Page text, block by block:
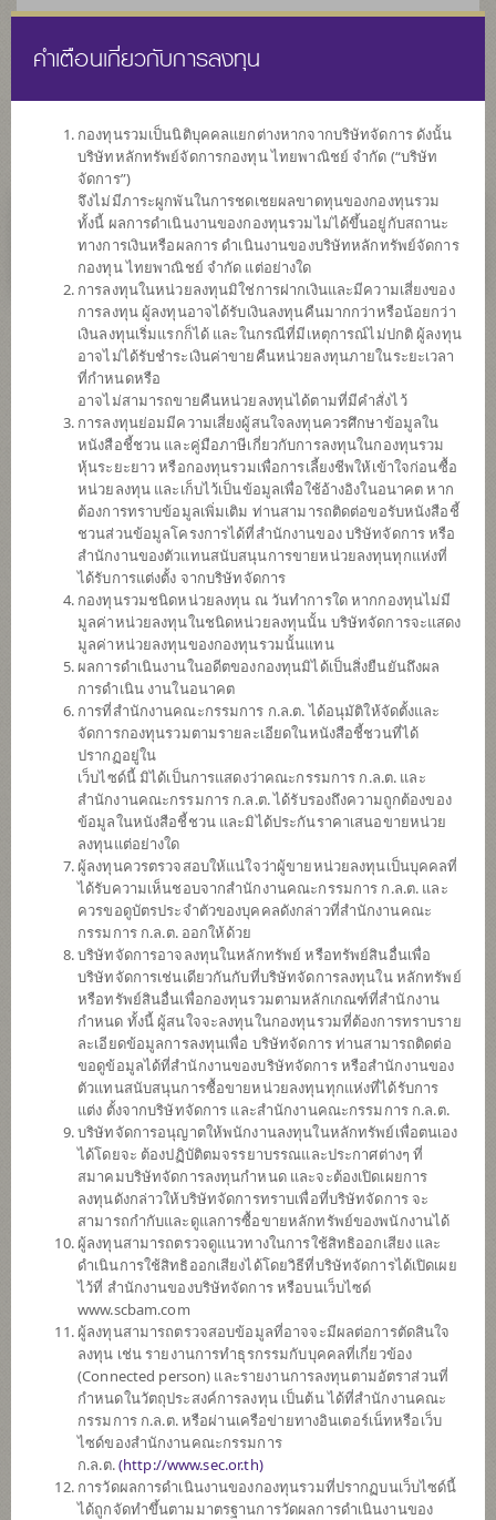
หน้าแรก รายการกองทุน ข้อมูลกองทุน
ไม่พบข้อมูล / Not found
กองทุน
ที่น่าสนใจ
SCBRF(R)
กองทุนเปิดไทยพาณิชย์เกษียณสุข
(ตราสารหนี้) (ชนิดรับซื้อคืนอัตโนมัติ)
SCBGHC
กองทุนเปิดไทยพาณิชย์หุ้นโกลบอล
เฮลธ์แคร์ (ชนิดจ่ายเงินปันผล)
SCBS&P500
จ่ายเงินปันผล)
SCBDV
กองทุนเปิดไทยพาณิชย์หุ้นทุนปันผล
(ชนิดจ่ายเงินปันผล)
SCBINCA
กองทุนเปิดไทยพาณิชย์ อินคัม
(ชนิดสะสมมูลค่า)
SCBLEQA
กองทุนเปิดไทยพาณิชย์ หุ้น LOW
VOLATILITY
(ชนิดสะสมมูลค่า)
SCBPGF
โกลบอล ฟันด์ (ชนิดสะสมมูลค่า)
SCBGEARA
กองทุนเปิดไทยพาณิชย์ โกลบอล อิควิ
ตี้ แอพโซลูท
รีเทิร์น (ชนิดสะสมมูลค่า)
คำเตือนเกี่ยวกับการลงทุน
กองทุนรวมเป็นนิติบุคคลแยกต่างหากจากบริษัทจัดการ ดังนั้น
บริษัทหลักทรัพย์จัดการกองทุน ไทยพาณิชย์ จำกัด (“บริษัท
จัดการ”)
จึงไม่มีภาระผูกพันในการชดเชยผลขาดทุนของกองทุนรวม
ทั้งนี้ ผลการดำเนินงานของกองทุนรวมไม่ได้ขึ้นอยู่กับสถานะ
ทางการเงินหรือผลการ ดำเนินงานของบริษัทหลักทรัพย์จัดการ
กองทุน ไทยพาณิชย์ จำกัด แต่อย่างใด
การลงทุนในหน่วยลงทุนมิใช่การฝากเงินและมีความเสี่ยงของ
การลงทุน ผู้ลงทุนอาจได้รับเงินลงทุนคืนมากกว่าหรือน้อยกว่า
เงินลงทุนเริ่มแรกก็ได้ และในกรณีที่มีเหตุการณ์ไม่ปกติ ผู้ลงทุน
อาจไม่ได้รับชำระเงินค่าขายคืนหน่วยลงทุนภายในระยะเวลา
ที่กำหนดหรือ
อาจไม่สามารถขายคืนหน่วยลงทุนได้ตามที่มีคำสั่งไว้
การลงทุนย่อมมีความเสี่ยงผู้สนใจลงทุนควรศึกษาข้อมูลใน
หนังสือชี้ชวน และคู่มือภาษีเกี่ยวกับการลงทุนในกองทุนรวม
หุ้นระยะยาว หรือกองทุนรวมเพื่อการเลี้ยงชีพให้เข้าใจก่อนซื้อ
หน่วยลงทุน และเก็บไว้เป็นข้อมูลเพื่อใช้อ้างอิงในอนาคต หาก
ต้องการทราบข้อมูลเพิ่มเติม ท่านสามารถติดต่อขอรับหนังสือชี้
ชวนส่วนข้อมูลโครงการได้ที่สำนักงานของ บริษัทจัดการ หรือ
สำนักงานของตัวแทนสนับสนุนการขายหน่วยลงทุนทุกแห่งที่
ได้รับการแต่งตั้ง จากบริษัทจัดการ
กองทุนรวมชนิดหน่วยลงทุน ณ วันทำการใด หากกองทุนไม่มี
มูลค่าหน่วยลงทุนในชนิดหน่วยลงทุนนั้น บริษัทจัดการจะแสดง
มูลค่าหน่วยลงทุนของกองทุนรวมนั้นแทน
ผลการดำเนินงานในอดีตของกองทุนมิได้เป็นสิ่งยืนยันถึงผล
การดำเนิน งานในอนาคต
การที่สำนักงานคณะกรรมการ ก.ล.ต. ได้อนุมัติให้จัดตั้งและ
จัดการกองทุนรวมตามรายละเอียดในหนังสือชี้ชวนที่ได้
ปรากฏอยู่ใน
เว็บไซด์นี้ มิได้เป็นการแสดงว่าคณะกรรมการ ก.ล.ต. และ
สำนักงานคณะกรรมการ ก.ล.ต. ได้รับรองถึงความถูกต้องของ
ข้อมูลในหนังสือชี้ชวน และมิได้ประกันราคาเสนอขายหน่วย
ลงทุนแต่อย่างใด
ผู้ลงทุนควรตรวจสอบให้แน่ใจว่าผู้ขายหน่วยลงทุนเป็นบุคคลที่
ได้รับความเห็นชอบจากสำนักงานคณะกรรมการ ก.ล.ต. และ
ควรขอดูบัตรประจำตัวของบุคคลดังกล่าวที่สำนักงานคณะ
กรรมการ ก.ล.ต. ออกให้ด้วย
บริษัทจัดการอาจลงทุนในหลักทรัพย์ หรือทรัพย์สินอื่นเพื่อ
บริษัทจัดการเช่นเดียวกันกับที่บริษัทจัดการลงทุนใน หลักทรัพย์
หรือทรัพย์สินอื่นเพื่อกองทุนรวมตามหลักเกณฑ์ที่สำนักงาน
กำหนด ทั้งนี้ ผู้สนใจจะลงทุนในกองทุนรวมที่ต้องการทราบราย
ละเอียดข้อมูลการลงทุนเพื่อ บริษัทจัดการ ท่านสามารถติดต่อ
ขอดูข้อมูลได้ที่สำนักงานของบริษัทจัดการ หรือสำนักงานของ
ตัวแทนสนับสนุนการซื้อขายหน่วยลงทุนทุกแห่งที่ได้รับการ
แต่ง ตั้งจากบริษัทจัดการ และสำนักงานคณะกรรมการ ก.ล.ต.
บริษัทจัดการอนุญาตให้พนักงานลงทุนในหลักทรัพย์เพื่อตนเอง
ได้โดยจะ ต้องปฏิบัติตมจรรยาบรรณและประกาศต่างๆ ที่
สมาคมบริษัทจัดการลงทุนกำหนด และจะต้องเปิดเผยการ
ลงทุนดังกล่าวให้บริษัทจัดการทราบเพื่อที่บริษัทจัดการ จะ
สามารถกำกับและดูแลการซื้อขายหลักทรัพย์ของพนักงานได้
ผู้ลงทุนสามารถตรวจดูแนวทางในการใช้สิทธิออกเสียง และ
ดำเนินการใช้สิทธิออกเสียงได้โดยวิธีที่บริษัทจัดการได้เปิดเผย
ไว้ที่ สำนักงานของบริษัทจัดการ หรือบนเว็บไซด์
www.scbam.com
ผู้ลงทุนสามารถตรวจสอบข้อมูลที่อาจจะมีผลต่อการตัดสินใจ
ลงทุน เช่น รายงานการทำธุรกรรมกับบุคคลที่เกี่ยวข้อง
(Connected person) และรายงานการลงทุนตามอัตราส่วนที่
กำหนดในวัตถุประสงค์การลงทุน เป็นต้น ได้ที่สำนักงานคณะ
กรรมการ ก.ล.ต. หรือผ่านเครือข่ายทางอินเตอร์เน็ทหรือเว็บ
ไซด์ของสำนักงานคณะกรรมการ
ก.ล.ต.(http://www.sec.or.th)
การวัดผลการดำเนินงานของกองทุนรวมที่ปรากฏบนเว็บไซด์นี้
ได้ถูกจัดทำขึ้นตามมาตรฐานการวัดผลการดำเนินงานของ